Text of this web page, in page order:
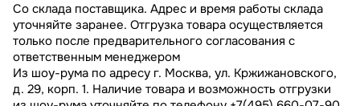
Со склада поставщика. Адрес и время работы склада
уточняйте заранее. Отгрузка товара осуществляется
только после предварительного согласования с
ответственным менеджером
Из шоу-рума по адресу г. Москва, ул. Кржижановского,
д. 29, корп. 1. Наличие товара и возможность отгрузки